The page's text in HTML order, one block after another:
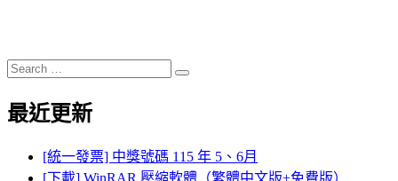
Search
for:
Search
最近更新
[統一發票] 中獎號碼 115 年 5、6月